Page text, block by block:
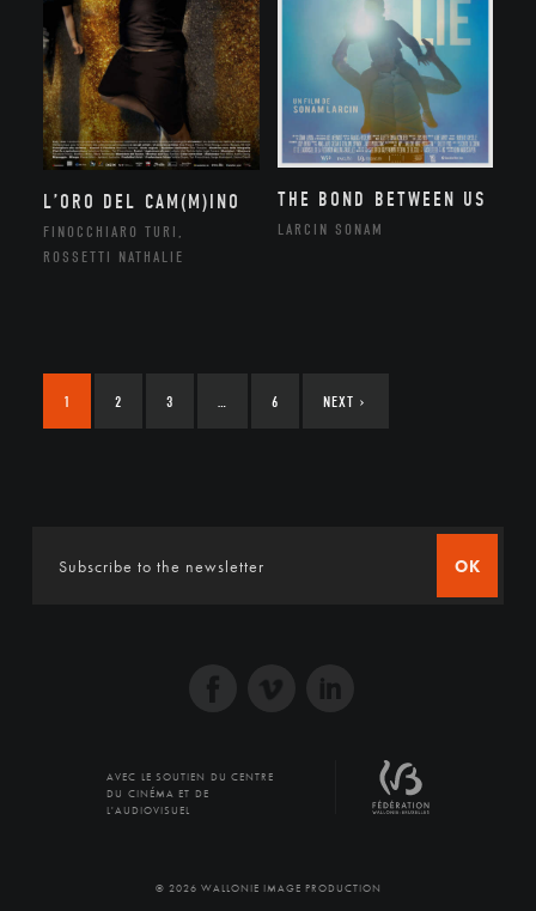
L’ORO DEL CAM(M)INO
FINOCCHIARO TURI,
ROSSETTI NATHALIE
THE BOND BETWEEN US
LARCIN SONAM
1 2 3 … 6 NEXT ›
OK
AVEC LE SOUTIEN DU CENTRE
DU CINÉMA ET DE
L'AUDIOVISUEL
© 2026 WALLONIE IMAGE PRODUCTION